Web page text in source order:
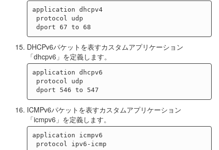
application dhcpv4
DHCPv6パケットを表すカスタムアプリケーション
「dhcpv6」を定義します。
application dhcpv6
ICMPv6パケットを表すカスタムアプリケーション
「icmpv6」を定義します。
application icmpv6